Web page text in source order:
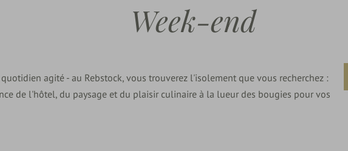
Week-end
agité - au Rebstock, vous trouverez l'isolement que vous recherchez :
de l'hôtel, du paysage et du plaisir culinaire à la lueur des bougies pour vos